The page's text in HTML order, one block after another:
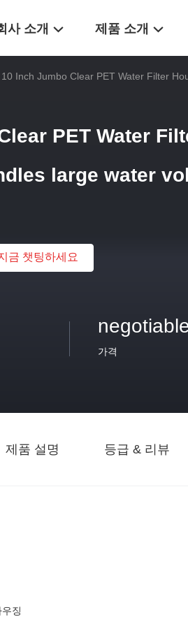
사 소개 제품 소개
10 Inch Jumbo Clear PET Water Filter
PET Water
large water
금 챗팅하세요
가격
제품 설명 등급 & 리뷰
징